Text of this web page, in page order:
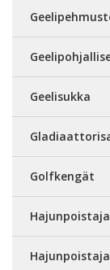
Geelisukka
Golfkengät